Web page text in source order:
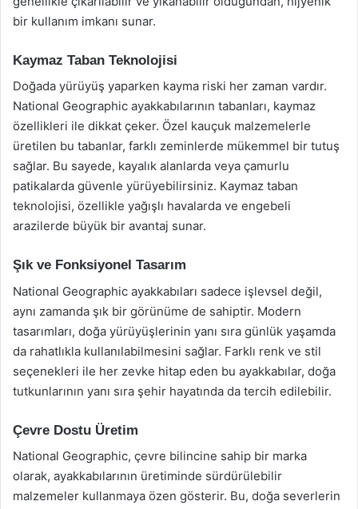
bir kullanım imkanı sunar.
Kaymaz Taban Teknolojisi
Doğada yürüyüş yaparken kayma riski her zaman vardır.
National Geographic ayakkabılarının tabanları, kaymaz
özellikleri ile dikkat çeker. Özel kauçuk malzemelerle
üretilen bu tabanlar, farklı zeminlerde mükemmel bir tutuş
sağlar. Bu sayede, kayalık alanlarda veya çamurlu
patikalarda güvenle yürüyebilirsiniz. Kaymaz taban
teknolojisi, özellikle yağışlı havalarda ve engebeli
arazilerde büyük bir avantaj sunar.
Şık ve Fonksiyonel Tasarım
National Geographic ayakkabıları sadece işlevsel değil,
aynı zamanda şık bir görünüme de sahiptir. Modern
tasarımları, doğa yürüyüşlerinin yanı sıra günlük yaşamda
da rahatlıkla kullanılabilmesini sağlar. Farklı renk ve stil
seçenekleri ile her zevke hitap eden bu ayakkabılar, doğa
tutkunlarının yanı sıra şehir hayatında da tercih edilebilir.
Çevre Dostu Üretim
National Geographic, çevre bilincine sahip bir marka
olarak, ayakkabılarının üretiminde sürdürülebilir
malzemeler kullanmaya özen gösterir. Bu, doğa severlerin